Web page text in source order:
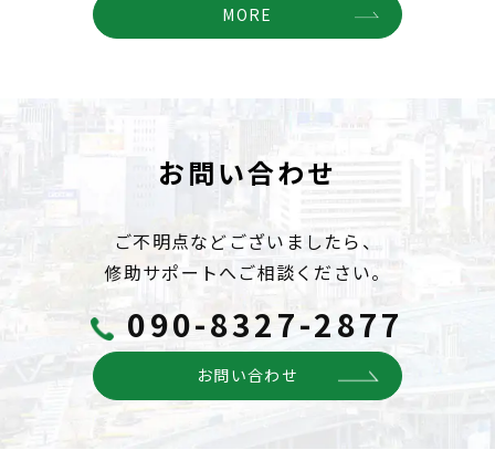
MORE
お問い合わせ
ご不明点などございましたら、
修助サポートへご相談ください。
090-8327-2877
お問い合わせ